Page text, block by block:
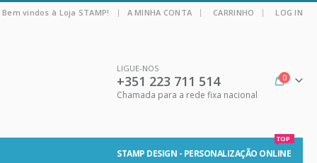
Bem vindos à Loja STAMP! | A MINHA CONTA CARRINHO LOG IN
LIGUE-NOS
+351 223 711 514
Chamada para a rede fixa nacional
0
STAMP DESIGN - PERSONALIZAÇÃO ONLINE
TOP